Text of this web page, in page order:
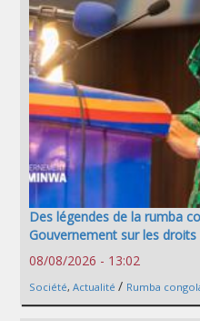
Des légendes de la rumba
Gouvernement sur les droits
08/08/2026 - 13:02
Société, Actualité / Rumba